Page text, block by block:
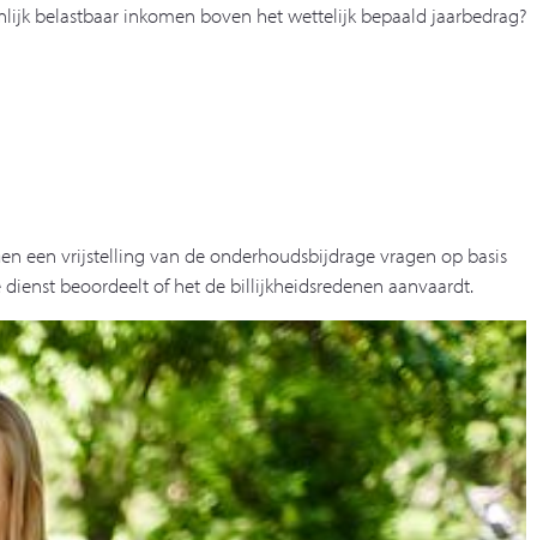
belastbaar inkomen boven het wettelijk bepaald jaarbedrag?
een vrijstelling van de onderhoudsbijdrage vragen op basis
beoordeelt of het de billijkheidsredenen aanvaardt.